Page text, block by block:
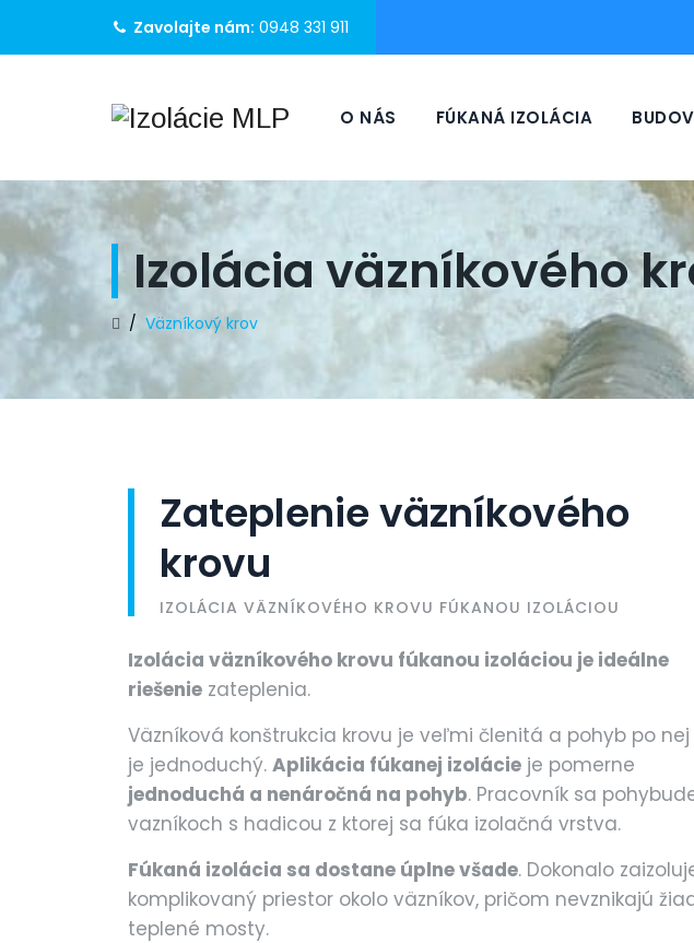
Zavolajte nám: 0948 331 911
O NÁS FÚKANÁ IZOLÁCIA
Izolácia väzníkového
/ Väzníkový krov
Zateplenie väzníkového
krovu
IZOLÁCIA VÄZNÍKOVÉHO KROVU FÚKANOU IZOLÁCIOU
Izolácia väzníkového krovu fúkanou izoláciou je ideálne
riešenie zateplenia.
Väzníková konštrukcia krovu je veľmi členitá a pohyb po nej
je jednoduchý. Aplikácia fúkanej izolácie je pomerne
jednoduchá a nenáročná na pohyb. Pracovník sa
vazníkoch s hadicou z ktorej sa fúka izolačná vrstva.
Fúkaná izolácia sa dostane úplne všade. Dokonalo
komplikovaný priestor okolo väzníkov, pričom nevznikajú
teplené mosty.